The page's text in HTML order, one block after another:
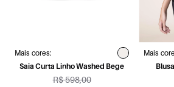
Mais cores:
Saia Curta Linho Washed Bege
R$ 598,00
Mais